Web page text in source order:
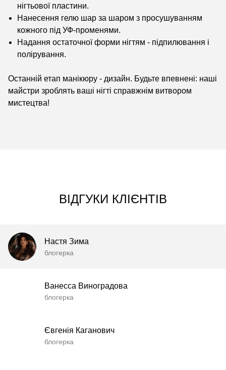
нігтьової пластини.
Нанесення гелю шар за шаром з просушуванням
кожного під УФ-променями.
Надання остаточної форми нігтям - підпилювання і
полірування.
Останній етап манікюру - дизайн. Будьте впевнені: наші
майстри зроблять ваші нігті справжнім витвором
мистецтва!
ВІДГУКИ КЛІЄНТІВ
Настя Зима
блогерка
Ванесса Виноградова
блогерка
Євгенія Каганович
блогерка